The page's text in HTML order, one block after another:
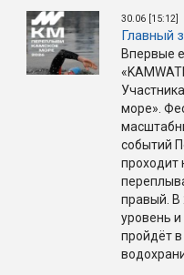
30.06 [15:12]
Главный
Впервые
море».
событий
проходит
правый. В
уровень
пройдёт